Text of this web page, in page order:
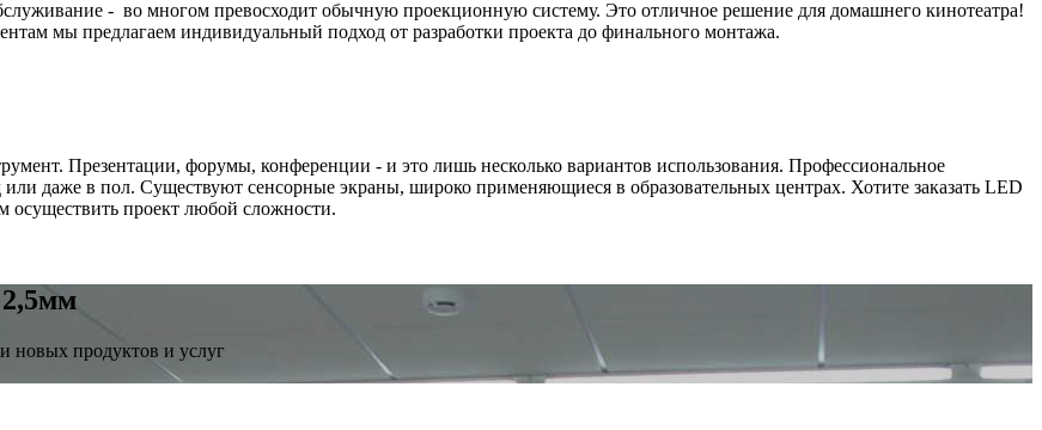
- во многом превосходит обычную проекционную систему. Это отличное решение для домашнего кинотеатра!
мы предлагаем индивидуальный подход от разработки проекта до финального монтажа.
Презентации, форумы, конференции - и это лишь несколько вариантов использования. Профессиональное
даже в пол. Существуют сенсорные экраны, широко применяющиеся в образовательных центрах. Хотите заказать LED
проект любой сложности.
2,5мм
новых продуктов и услуг